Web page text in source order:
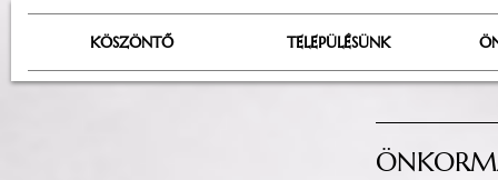
KÖSZÖNTŐ TELEPÜLÉSÜNK